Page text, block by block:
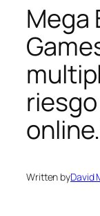
Mega
Written byDavid